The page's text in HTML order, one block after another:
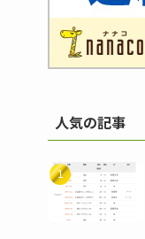
人気の記事